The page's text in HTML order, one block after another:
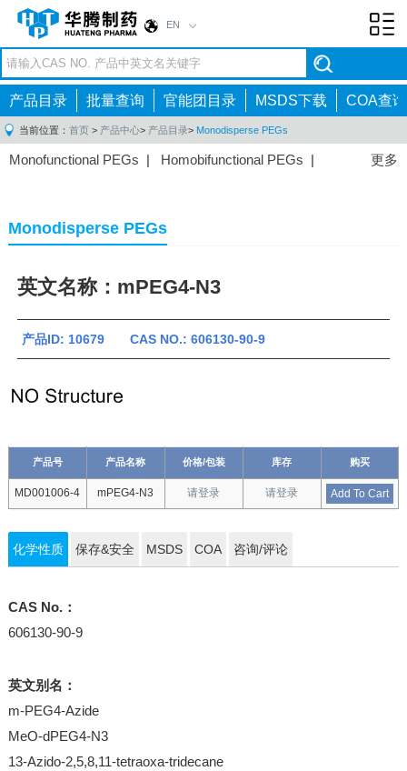
EN
产品目录 批量查询 官能团目录 MSDS下载 COA查询
当前位置： 首页 > 产品中心> 产品目录> Monodisperse PEGs
更多
Monofunctional PEGs | Homobifunctional PEGs |
Monodisperse PEGs
英文名称：mPEG4-N3
产品ID: 10679 CAS NO.: 606130-90-9
产品号 产品名称 价格/包装 库存 购买
MD001006-4 mPEG4-N3 请登录 请登录 Add To Cart
化学性质 保存&安全 MSDS COA 咨询/评论
CAS No.：
606130-90-9
英文别名：
m-PEG4-Azide
MeO-dPEG4-N3
13-Azido-2,5,8,11-tetraoxa-tridecane